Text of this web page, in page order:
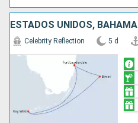
ESTADOS UNIDOS,
Celebrity Reflection 5 d